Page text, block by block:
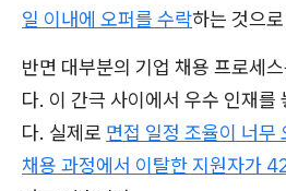
일 이내에 오퍼를 수락하는 것으
반면 대부분의 기업 채용 프로세
다. 이 간극 사이에서 우수 인재를
다. 실제로 면접 일정 조율이 너무
채용 과정에서 이탈한 지원자가